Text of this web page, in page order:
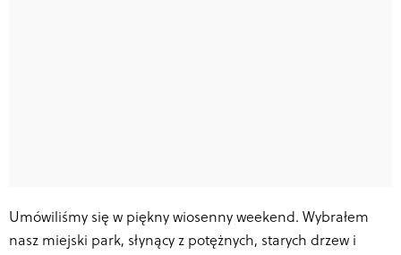
Umówiliśmy się w piękny wiosenny weekend. Wybrałem
nasz miejski park, słynący z potężnych, starych drzew i